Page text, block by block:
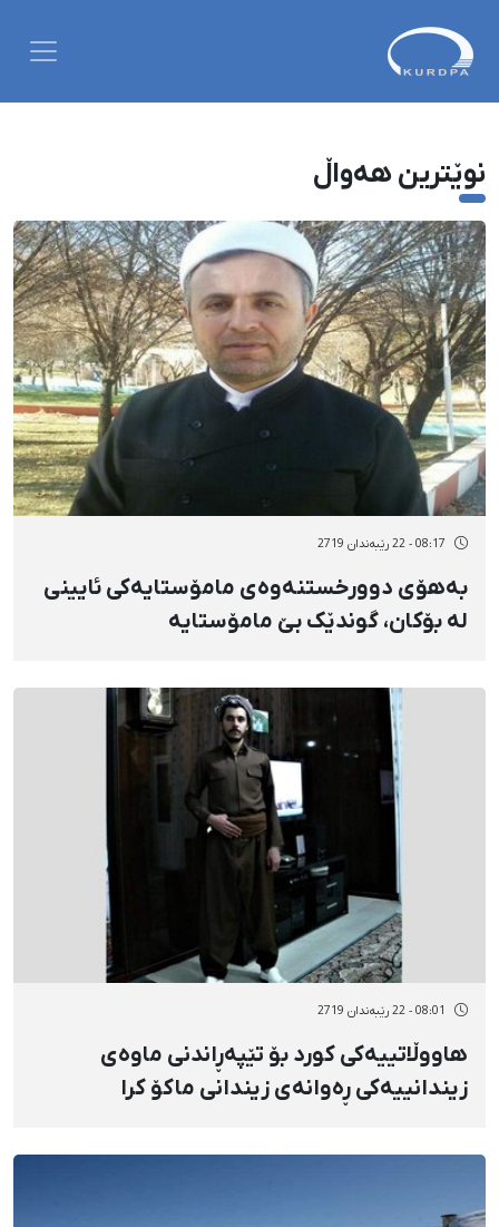
نوێترین هەواڵ
08:17 - 22 رێبەندان 2719
بەهۆی دوورخستنەوەی مامۆستایەکی ئایینی
لە بۆکان، گوندێک بێ مامۆستایە
08:01 - 22 رێبەندان 2719
هاووڵاتییەکی کورد بۆ تێپەڕاندنی ماوەی
زیندانییەکی ڕەوانەی زیندانی ماکۆ کرا